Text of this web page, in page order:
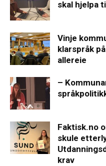
skal hjelpa
Vinje
klarspråk
allereie
–
Faktisk.no
skule
krav